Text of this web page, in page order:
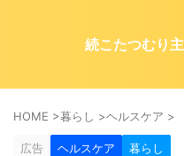
続こたつむり
HOME >暮らし >ヘルスケア >
広告 ヘルスケア 暮らし